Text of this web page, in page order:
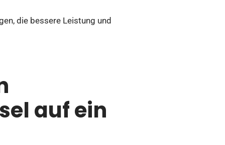
die bessere Leistung und
auf ein